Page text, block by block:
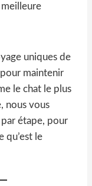
uniques de
maintenir
le chat le plus
nous vous
étape, pour
qu’est le